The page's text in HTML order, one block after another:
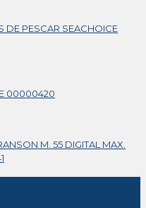
DE PESCAR SEACHOICE
00000420
M. 55 DIGITAL MAX.